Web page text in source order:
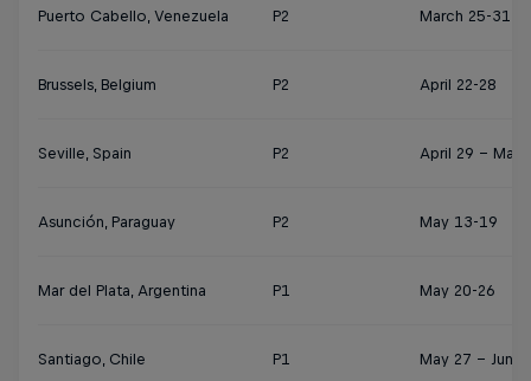
Puerto Cabello, Venezuela P2 March 25-31
Brussels, Belgium P2 April 22-28
Seville, Spain P2 April 29 – May
Asunción, Paraguay P2 May 13-19
Mar del Plata, Argentina P1 May 20-26
Santiago, Chile P1 May 27 – June